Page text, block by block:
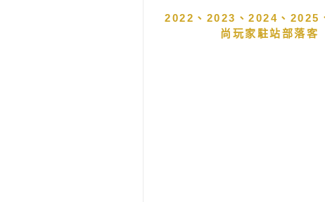
2022、2023、2024、2025
尚玩家駐站部落客